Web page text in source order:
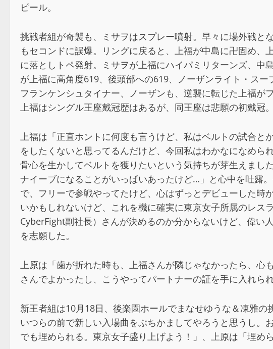
ピール。
挑戦者組が奇襲も、ミサヲはスプレー噴射。早々に場外戦
もセコンドに誤爆。リングに戻ると、上福が中島に卍固め
に落としトペ発射。ミサヲが上福にハイパミリターンズ、
が上福に高角度619、後頭部への619、ノーザンライト・ス
フランケンシュタイナー、ノーザンも、逆襲に転じた上福が
上福はシングル王座戴冠歴はあるが、同王座は悲願の初戴冠
上福は「正直ホントに何度も言うけど、私はベルトの試合
をしたくないと思ってるんだけど、今回私はわかなになめ
骨心を生かしてベルトを獲りたいという気持ちが芽生えま
ナイーブになることがいっぱいあったけど…」と心中を吐露
で、フリーで参戦やってたけど、心はずっとデビューした
いかもしれないけど、これを機に確実に東京女子所属のレス
CyberFight副社長）さんが決めるのか分からないけど、偉い
を志願した。
上原は「歯が折れた時も、上福さんが隣じゃなかったら、
さんでよかったし、こうやってパートナーの証を手に入れら
新王者組は10月18日、後楽園ホールでまなせゆうな＆凍雅
いつらの前で新しい入場曲をぶちかましてやろうと思うし
でも埋められる。東京女子盛り上げよう！」、上原は「埋め